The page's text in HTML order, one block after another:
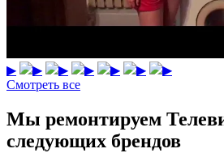
▶ ▶ ▶ ▶ ▶ ▶
▶
Смотреть все
Мы ремонтируем
следующих брендов